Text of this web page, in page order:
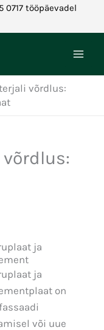
tööpäevadel
võrdlus:
ja
ja
on
või uue